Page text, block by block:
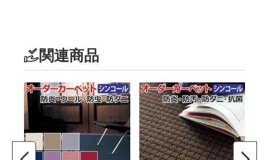
関連商品